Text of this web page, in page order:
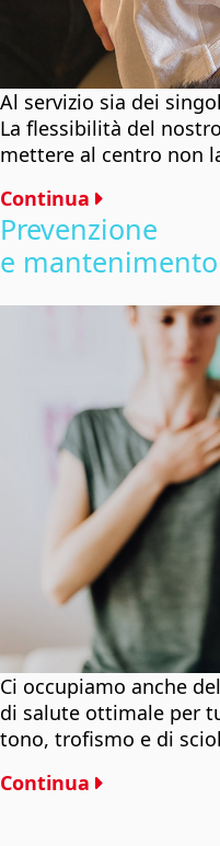
Al servizio sia dei
La flessibilità del
mettere al centro non
Continua
Prevenzione
e mantenimento
Ci occupiamo anche
di salute ottimale per
tono, trofismo e di
Continua